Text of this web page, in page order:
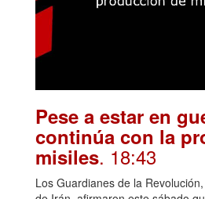
Pese a estar en
continúa con la
misiles. 18:43
Los Guardianes de la